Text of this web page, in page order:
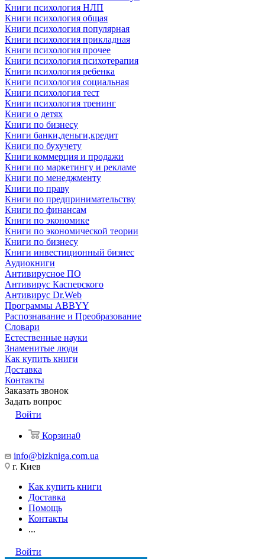
Книги психология НЛП
Книги психология общая
Книги психология популярная
Книги психология прикладная
Книги психология прочее
Книги психология психотерапия
Книги психология ребенка
Книги психология социальная
Книги психология тест
Книги психология тренинг
Книги о детях
Книги по бизнесу
Книги банки,деньги,кредит
Книги по бухучету
Книги коммерция и продажи
Книги по маркетингу и рекламе
Книги по менеджменту
Книги по праву
Книги по предпринимательству
Книги по финансам
Книги по экономике
Книги по экономической теории
Книги по бизнесу
Книги инвестиционный бизнес
Аудиокниги
Антивирусное ПО
Антивирус Касперского
Антивирус Dr.Web
Программы ABBYY
Распознавание и Преобразование
Словари
Естественные науки
Знаменитые люди
Как купить книги
Доставка
Контакты
Заказать звонок
Задать вопрос
Войти
Корзина0
info@bizkniga.com.ua
г. Киев
Как купить книги
Доставка
Помощь
Контакты
...
Войти